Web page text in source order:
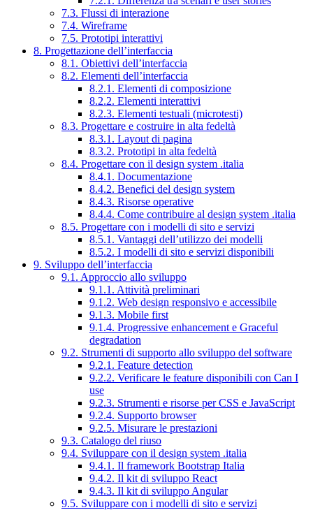
7.3. Flussi di interazione
7.4. Wireframe
7.5. Prototipi interattivi
8. Progettazione dell’interfaccia
8.1. Obiettivi dell’interfaccia
8.2. Elementi dell’interfaccia
8.2.1. Elementi di composizione
8.2.2. Elementi interattivi
8.2.3. Elementi testuali (microtesti)
8.3. Progettare e costruire in alta fedeltà
8.3.1. Layout di pagina
8.3.2. Prototipi in alta fedeltà
8.4. Progettare con il design system .italia
8.4.1. Documentazione
8.4.2. Benefici del design system
8.4.3. Risorse operative
8.4.4. Come contribuire al design system .italia
8.5. Progettare con i modelli di sito e servizi
8.5.1. Vantaggi dell’utilizzo dei modelli
8.5.2. I modelli di sito e servizi disponibili
9. Sviluppo dell’interfaccia
9.1. Approccio allo sviluppo
9.1.1. Attività preliminari
9.1.2. Web design responsivo e accessibile
9.1.3. Mobile first
9.1.4. Progressive enhancement e Graceful
degradation
9.2. Strumenti di supporto allo sviluppo del software
9.2.1. Feature detection
9.2.2. Verificare le feature disponibili con Can I
use
9.2.3. Strumenti e risorse per CSS e JavaScript
9.2.4. Supporto browser
9.2.5. Misurare le prestazioni
9.3. Catalogo del riuso
9.4. Sviluppare con il design system .italia
9.4.1. Il framework Bootstrap Italia
9.4.2. Il kit di sviluppo React
9.4.3. Il kit di sviluppo Angular
9.5. Sviluppare con i modelli di sito e servizi